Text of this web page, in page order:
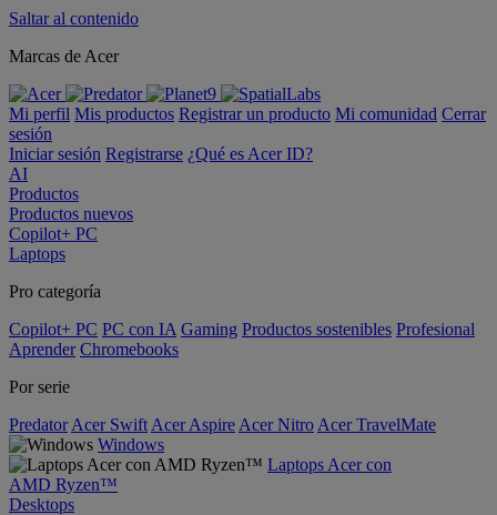
Saltar al contenido
Marcas de Acer
Mi perfil Mis productos Registrar un producto Mi comunidad Cerrar
sesión
Iniciar sesión Registrarse ¿Qué es Acer ID?
AI
Productos
Productos nuevos
Copilot+ PC
Laptops
Pro categoría
Copilot+ PC PC con IA Gaming Productos sostenibles Profesional
Aprender Chromebooks
Por serie
Predator Acer Swift Acer Aspire Acer Nitro Acer TravelMate
Windows
Laptops Acer con
AMD Ryzen™
Desktops